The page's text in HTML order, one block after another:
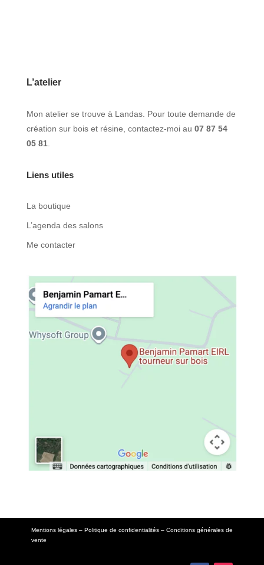
L’atelier
Mon atelier se trouve à Landas. Pour toute demande de
création sur bois et résine, contactez-moi au 07 87 54
05 81.
Liens utiles
La boutique
L’agenda des salons
Me contacter
Mentions légales– Politique de confidentialités– Conditions générales de
vente